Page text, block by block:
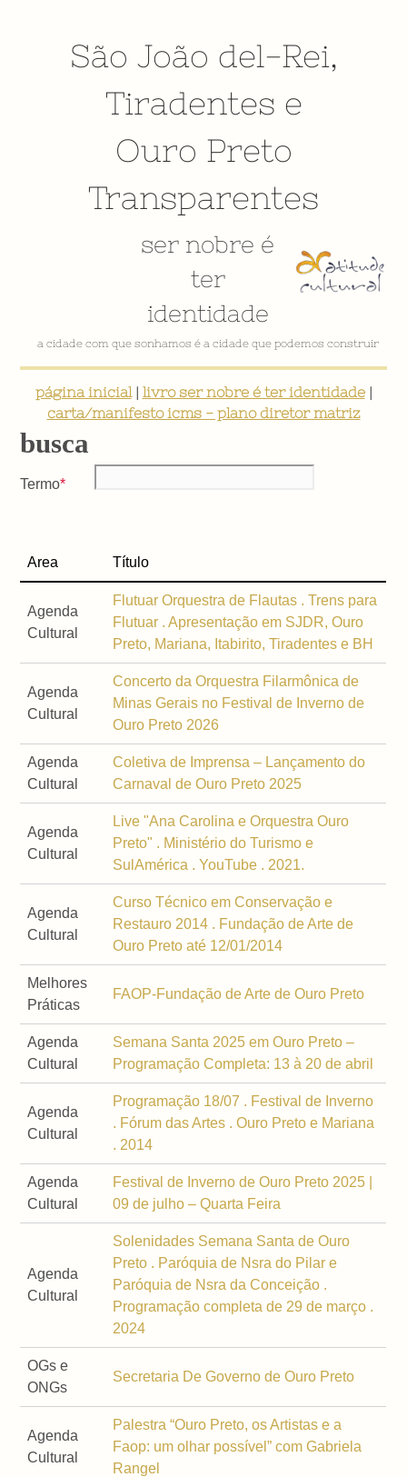
São João del-Rei,
Tiradentes e
Ouro Preto
Transparentes
ser nobre é
ter
identidade
a cidade com que sonhamos é a cidade que podemos construir
página inicial| livro ser nobre é ter identidade|
carta/manifesto icms - plano diretor matriz
busca
Termo
Area Título
Agenda
Cultural
Flutuar Orquestra de Flautas . Trens para
Flutuar . Apresentação em SJDR, Ouro
Preto, Mariana, Itabirito, Tiradentes e BH
Agenda
Cultural
Concerto da Orquestra Filarmônica de
Minas Gerais no Festival de Inverno de
Ouro Preto 2026
Agenda
Cultural
Coletiva de Imprensa – Lançamento do
Carnaval de Ouro Preto 2025
Agenda
Cultural
Live "Ana Carolina e Orquestra Ouro
Preto" . Ministério do Turismo e
SulAmérica . YouTube . 2021.
Agenda
Cultural
Curso Técnico em Conservação e
Restauro 2014 . Fundação de Arte de
Ouro Preto até 12/01/2014
Melhores
Práticas
FAOP-Fundação de Arte de Ouro Preto
Agenda
Cultural
Semana Santa 2025 em Ouro Preto –
Programação Completa: 13 à 20 de abril
Agenda
Cultural
Programação 18/07 . Festival de Inverno
. Fórum das Artes . Ouro Preto e Mariana
. 2014
Agenda
Cultural
Festival de Inverno de Ouro Preto 2025 |
09 de julho – Quarta Feira
Agenda
Cultural
Solenidades Semana Santa de Ouro
Preto . Paróquia de Nsra do Pilar e
Paróquia de Nsra da Conceição .
Programação completa de 29 de março .
2024
OGs e
ONGs
Secretaria De Governo de Ouro Preto
Agenda
Cultural
Palestra “Ouro Preto, os Artistas e a
Faop: um olhar possível” com Gabriela
Rangel